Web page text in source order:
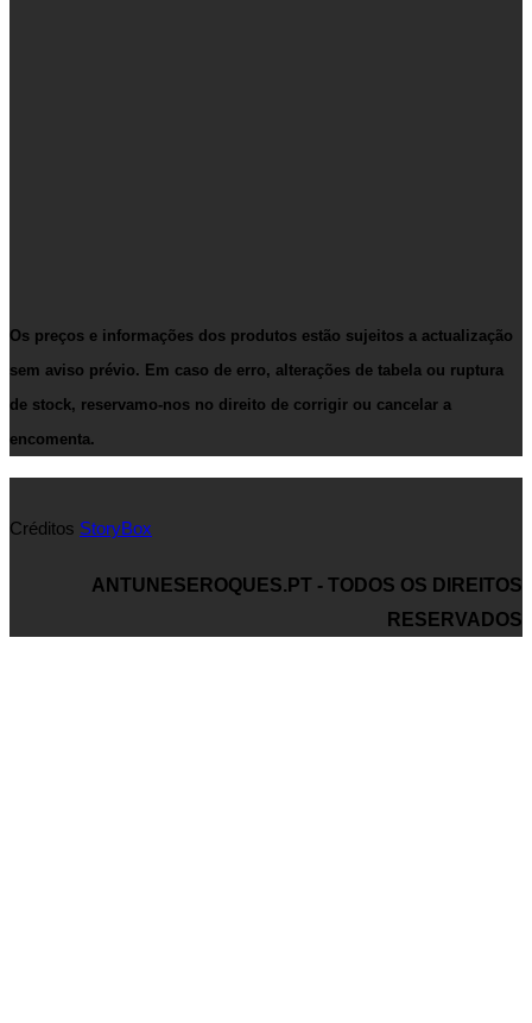
Os preços e informações dos produtos estão sujeitos a actualização
sem aviso prévio. Em caso de erro, alterações de tabela ou ruptura
de stock, reservamo-nos no direito de corrigir ou cancelar a
encomenta.
Créditos StoryBox
ANTUNESEROQUES.PT - TODOS OS DIREITOS
RESERVADOS